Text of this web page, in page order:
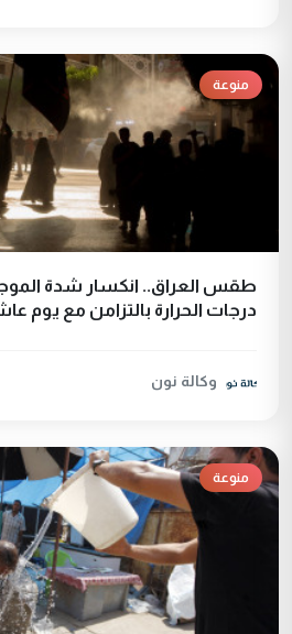
منوعة
طقس العراق.. انكسار شدة
درجات الحرارة بالتزامن مع يوم
وكالة نون
منوعة